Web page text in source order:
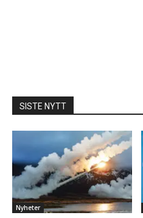
SISTE NYTT
Nyheter